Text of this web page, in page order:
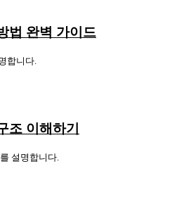
법 완벽 가이드
합니다.
조 이해하기
설명합니다.